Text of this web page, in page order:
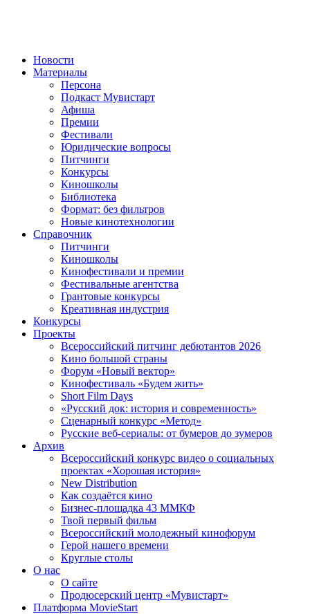
Новости
Материалы
Персона
Подкаст Мувистарт
Афиша
Премии
Фестивали
Юридические вопросы
Питчинги
Конкурсы
Киношколы
Библиотека
Формат: без фильтров
Новые кинотехнологии
Справочник
Питчинги
Киношколы
Кинофестивали и премии
Фестивальные агентства
Грантовые конкурсы
Креативная индустрия
Конкурсы
Проекты
Всероссийский питчинг дебютантов 2026
Кино большой страны
Форум «Новый вектор»
Кинофестиваль «Будем жить»
Short Film Days
«Русский док: история и современность»
Сценарный конкурс «Метод»
Русские веб-сериалы: от бумеров до зумеров
Архив
Всероссийский конкурс видео о социальных
проектах «Хорошая история»
New Distribution
Как создаётся кино
Бизнес-площадка 43 ММКФ
Твой первый фильм
Всероссийский молодежный кинофорум
Герой нашего времени
Круглые столы
О нас
О сайте
Продюсерский центр «Мувистарт»
Платформа MovieStart